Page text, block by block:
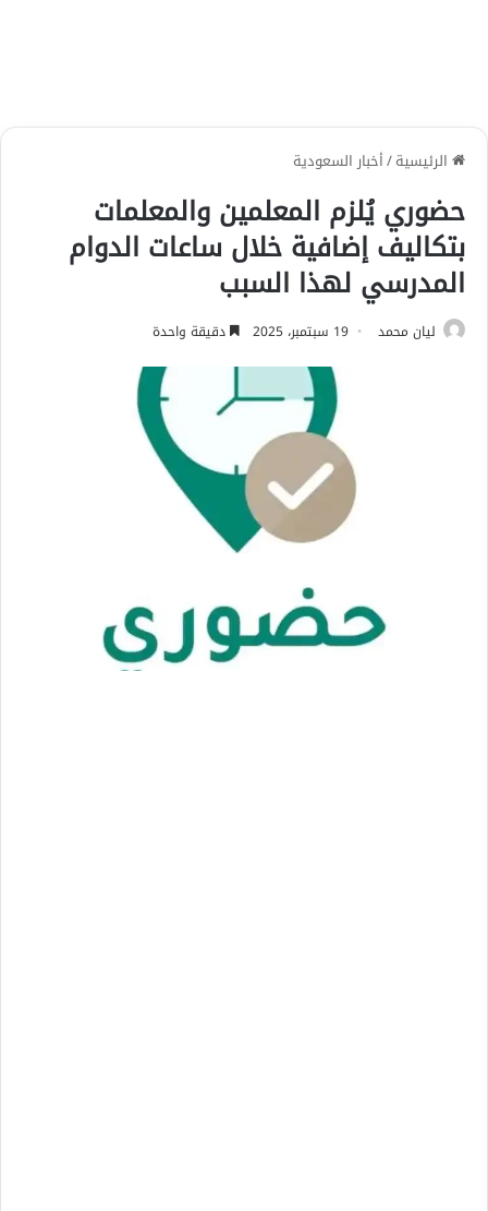
الرئيسية/أخبار السعودية
حضوري يُلزم المعلمين والمعلمات
بتكاليف إضافية خلال ساعات الدوام
المدرسي لهذا السبب
ليان محمد 19 سبتمبر، 2025 دقيقة واحدة